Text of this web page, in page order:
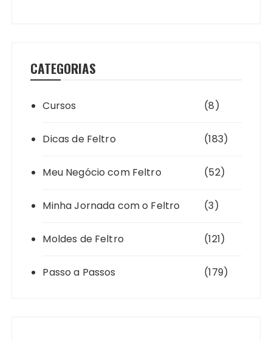
CATEGORIAS
Cursos (8)
Dicas de Feltro (183)
Meu Negócio com Feltro (52)
Minha Jornada com o Feltro (3)
Moldes de Feltro (121)
Passo a Passos (179)